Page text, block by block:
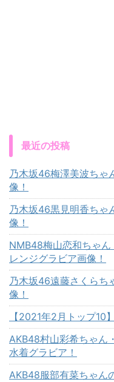
最近の投稿
乃木坂46梅澤美波ちゃ
像！
乃木坂46黒見明香ちゃ
像！
NMB48梅山恋和ちゃ
レンジグラビア画像！
乃木坂46遠藤さくらち
像！
【2021年2月トップ10
AKB48村山彩希ちゃん
水着グラビア！
AKB48服部有菜ちゃん